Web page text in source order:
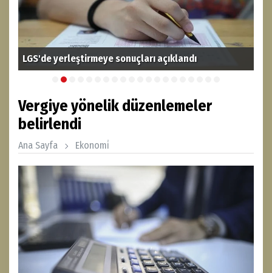
LGS'de yerleştirmeye sonuçları açıklandı
Vergiye yönelik düzenlemeler
belirlendi
Ana Sayfa Ekonomi̇